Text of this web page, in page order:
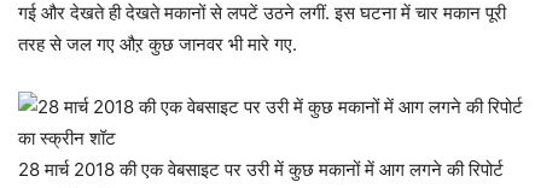
गई और देखते ही देखते मकानों से लपटें उठने लगीं. इस घटना में चार मकान पूरी
तरह से जल गए औऱ कुछ जानवर भी मारे गए.
28 मार्च 2018 की एक वेबसाइट पर उरी में कुछ मकानों में आग लगने की रिपोर्ट